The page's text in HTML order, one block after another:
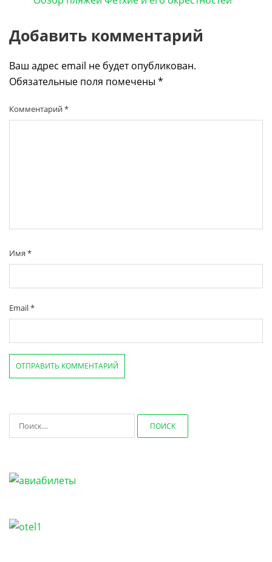
Добавить комментарий
Ваш адрес email не будет опубликован.
Обязательные поля помечены *
Комментарий*
Имя *
Email*